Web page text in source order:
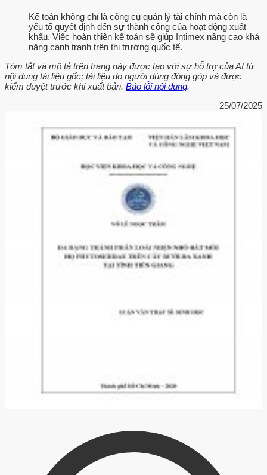
Kế toán không chỉ là công cụ quản lý tài chính mà còn là
yếu tố quyết định đến sự thành công của hoạt động xuất
khẩu. Việc hoàn thiện kế toán sẽ giúp Intimex nâng cao khả
năng cạnh tranh trên thị trường quốc tế.
Tóm tắt và mô tả trên trang này được tạo với sự hỗ trợ của AI từ
nội dung tài liệu gốc; tài liệu do người dùng đóng góp và được
kiểm duyệt trước khi xuất bản. Báo lỗi nội dung.
25/07/2025